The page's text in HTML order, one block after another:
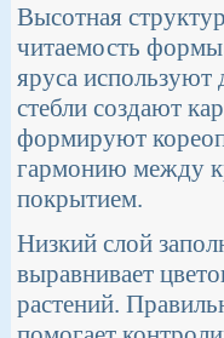
Высотная
читаемость
яруса
стебли создают
формируют
гармонию между
покрытием.
Низкий слой
выравнивает
растений.